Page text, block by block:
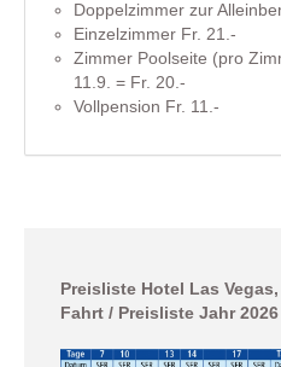
Doppelzimmer zur
Einzelzimmer Fr. 21.-
Zimmer Poolseite (pro
11.9. = Fr. 20.-
Vollpension Fr. 11.-
Preisliste Hotel Las
Fahrt / Preisliste Jahr 2026